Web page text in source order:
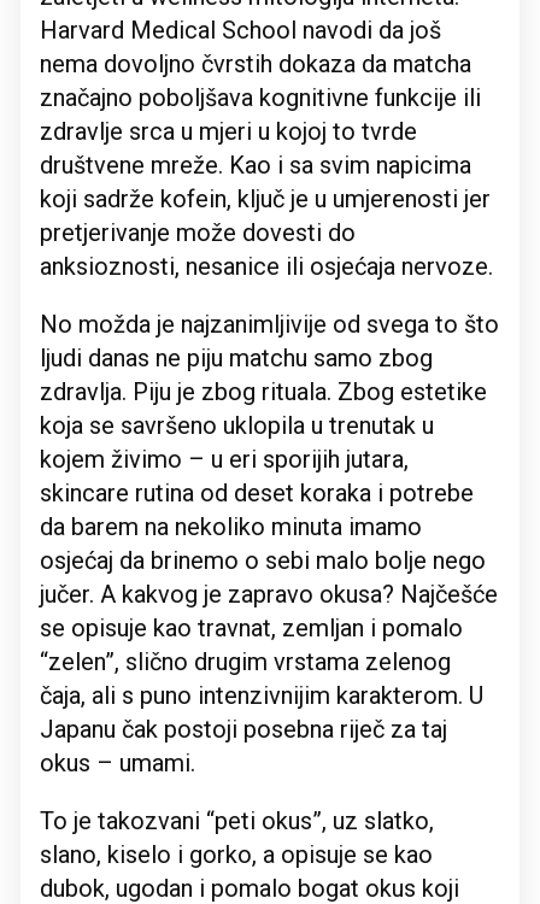
Harvard Medical School navodi da još
nema dovoljno čvrstih dokaza da matcha
značajno poboljšava kognitivne funkcije ili
zdravlje srca u mjeri u kojoj to tvrde
društvene mreže. Kao i sa svim napicima
koji sadrže kofein, ključ je u umjerenosti jer
pretjerivanje može dovesti do
anksioznosti, nesanice ili osjećaja nervoze.
No možda je najzanimljivije od svega to što
ljudi danas ne piju matchu samo zbog
zdravlja. Piju je zbog rituala. Zbog estetike
koja se savršeno uklopila u trenutak u
kojem živimo – u eri sporijih jutara,
skincare rutina od deset koraka i potrebe
da barem na nekoliko minuta imamo
osjećaj da brinemo o sebi malo bolje nego
jučer. A kakvog je zapravo okusa? Najčešće
se opisuje kao travnat, zemljan i pomalo
“zelen”, slično drugim vrstama zelenog
čaja, ali s puno intenzivnijim karakterom. U
Japanu čak postoji posebna riječ za taj
okus – umami.
To je takozvani “peti okus”, uz slatko,
slano, kiselo i gorko, a opisuje se kao
dubok, ugodan i pomalo bogat okus koji